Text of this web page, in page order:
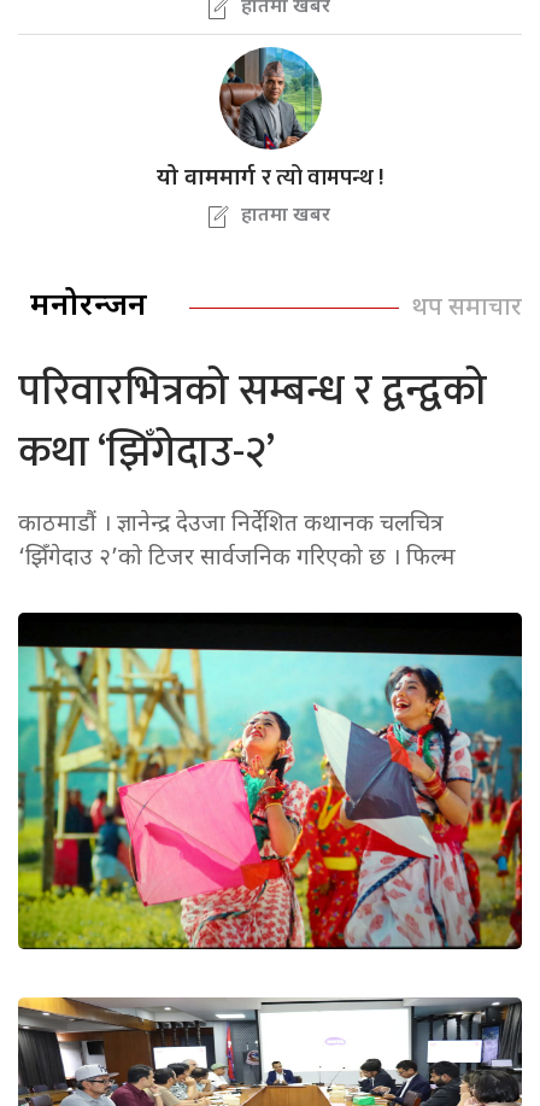
हातमा खबर
यो वाममार्ग र त्यो वामपन्थ !
हातमा खबर
मनोरन्जन थप समाचार
परिवारभित्रको सम्बन्ध र द्वन्द्वको
कथा ‘झिँगेदाउ-२’
काठमाडौं । ज्ञानेन्द्र देउजा निर्देशित कथानक चलचित्र
‘झिँगेदाउ २’को टिजर सार्वजनिक गरिएको छ । फिल्म